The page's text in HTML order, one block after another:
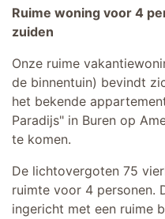
Ruime woning voor 4
zuiden
Onze ruime
de binnentuin) bevindt
het bekende
Paradijs" in Buren op
te komen.
De lichtovergoten 75
ruimte voor 4 personen.
ingericht met een ruime